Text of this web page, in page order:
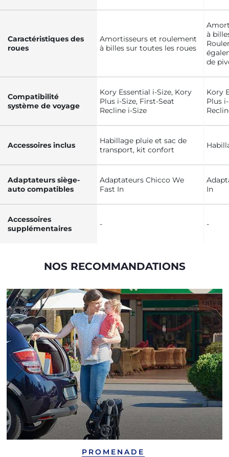
Caractéristiques des
roues
Amortisseurs et roulement
à billes sur toutes les roues
à
de
Compatibilité
système de voyage
Kory Essential i-Size, Kory
Plus i-Size, First-Seat
Recline i-Size
Kory
Plus
Accessoires inclus
Habillage pluie et sac de
transport, kit confort
Adaptateurs siège-
auto compatibles
Adaptateurs Chicco We
Fast In
In
Accessoires
supplémentaires
- -
NOS RECOMMANDATIONS
PROMENADE